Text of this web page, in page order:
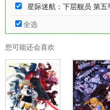
星际迷航：下层舰员 第
全选
您可能还会喜欢